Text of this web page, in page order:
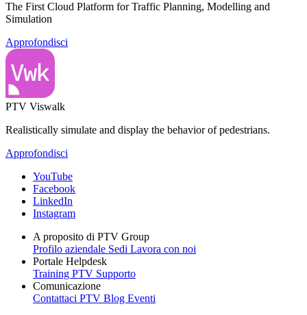
The First Cloud Platform for Traffic Planning, Modelling and
Simulation
Approfondisci
PTV Viswalk
Realistically simulate and display the behavior of pedestrians.
Approfondisci
YouTube
Facebook
LinkedIn
Instagram
A proposito di PTV Group
Profilo aziendale Sedi Lavora con noi
Portale Helpdesk
Training PTV Supporto
Comunicazione
Contattaci PTV Blog Eventi